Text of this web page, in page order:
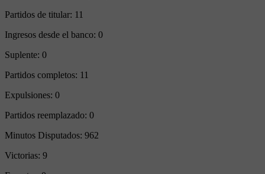
Partidos de titular: 11
Ingresos desde el banco: 0
Suplente: 0
Partidos completos: 11
Expulsiones: 0
Partidos reemplazado: 0
Minutos Disputados: 962
Victorias: 9